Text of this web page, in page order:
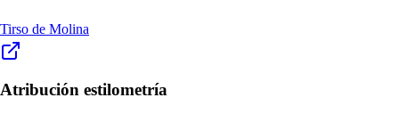
Tirso de Molina
Atribución estilometría